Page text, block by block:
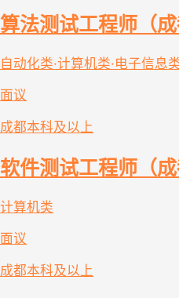
算法测试工程师（
自动化类·计算机类·电子信息
面议
成都本科及以上
软件测试工程师（
计算机类
面议
成都本科及以上